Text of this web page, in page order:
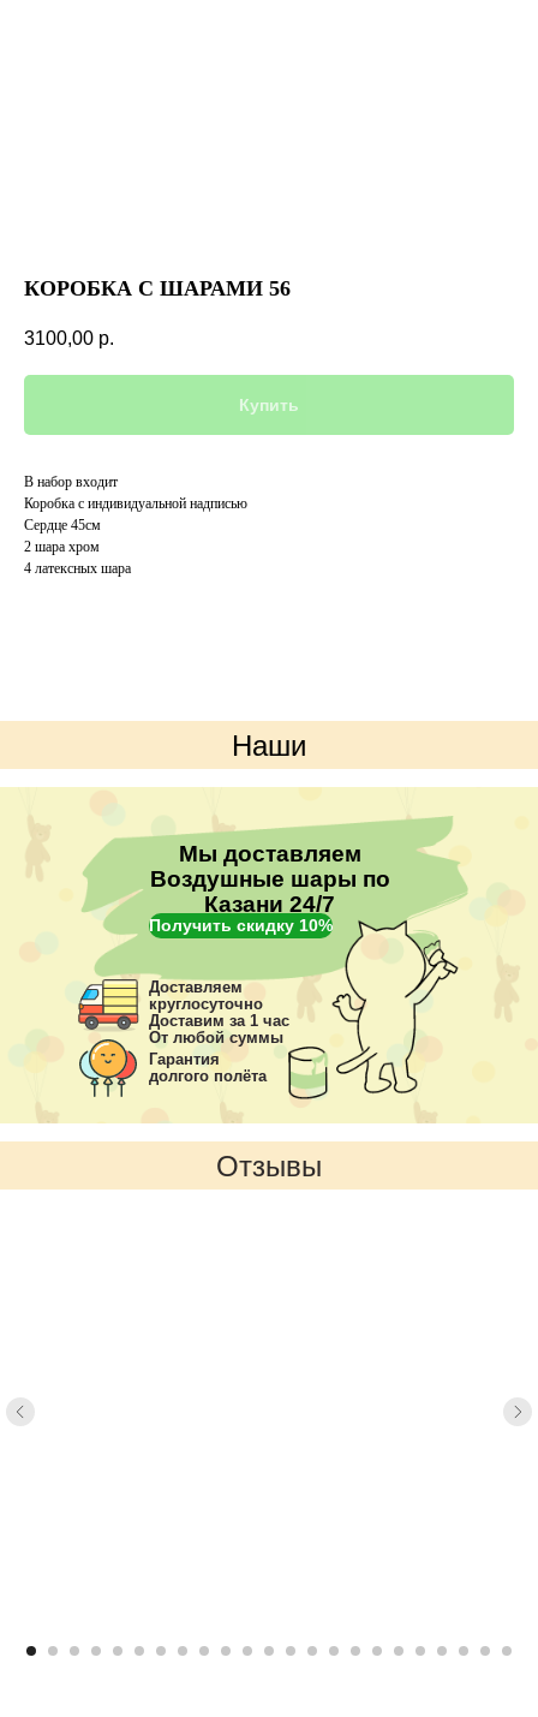
КОРОБКА С ШАРАМИ 56
3100,00 р.
Купить
В набор входит
Коробка с индивидуальной надписью
Сердце 45см
2 шара хром
4 латексных шара
Наши
преимущества
Мы доставляем
Воздушные шары по
Казани 24/7
Получить скидку 10%
Доставляем
круглосуточно
Доставим за 1 час
От любой суммы
Гарантия
долгого полёта
Отзывы